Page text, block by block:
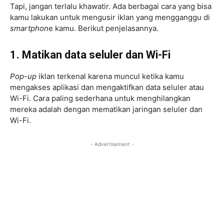
Tapi, jangan terlalu khawatir. Ada berbagai cara yang bisa
kamu lakukan untuk mengusir iklan yang mengganggu di
smartphone kamu. Berikut penjelasannya.
1. Matikan data seluler dan Wi-Fi
Pop-up iklan terkenal karena muncul ketika kamu
mengakses aplikasi dan mengaktifkan data seluler atau
Wi-Fi. Cara paling sederhana untuk menghilangkan
mereka adalah dengan mematikan jaringan seluler dan
Wi-Fi.
- Advertisement -